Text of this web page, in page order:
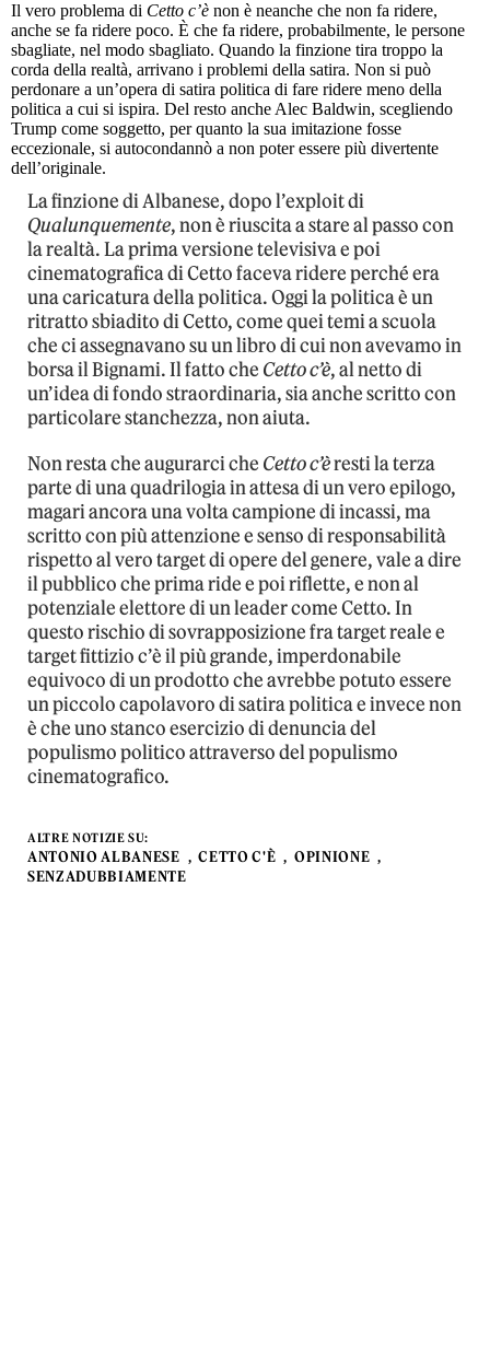
Il vero problema di Cetto c’è non è neanche che non fa ridere,
anche se fa ridere poco. È che fa ridere, probabilmente, le persone
sbagliate, nel modo sbagliato. Quando la finzione tira troppo la
corda della realtà, arrivano i problemi della satira. Non si può
perdonare a un’opera di satira politica di fare ridere meno della
politica a cui si ispira. Del resto anche Alec Baldwin, scegliendo
Trump come soggetto, per quanto la sua imitazione fosse
eccezionale, si autocondannò a non poter essere più divertente
dell’originale.
La finzione di Albanese, dopo l’exploit di
Qualunquemente, non è riuscita a stare al passo con
la realtà. La prima versione televisiva e poi
cinematografica di Cetto faceva ridere perché era
una caricatura della politica. Oggi la politica è un
ritratto sbiadito di Cetto, come quei temi a scuola
che ci assegnavano su un libro di cui non avevamo in
borsa il Bignami. Il fatto che Cetto c’è, al netto di
un’idea di fondo straordinaria, sia anche scritto con
particolare stanchezza, non aiuta.
Non resta che augurarci che Cetto c’èresti la terza
parte di una quadrilogia in attesa di un vero epilogo,
magari ancora una volta campione di incassi, ma
scritto con più attenzione e senso di responsabilità
rispetto al vero target di opere del genere, vale a dire
il pubblico che prima ride e poi riflette, e non al
potenziale elettore di un leader come Cetto. In
questo rischio di sovrapposizione fra target reale e
target fittizio c’è il più grande, imperdonabile
equivoco di un prodotto che avrebbe potuto essere
un piccolo capolavoro di satira politica e invece non
è che uno stanco esercizio di denuncia del
populismo politico attraverso del populismo
cinematografico.
ALTRE NOTIZIE SU:
ANTONIO ALBANESE CETTO C'È
OPINIONE
SENZADUBBIAMENTE